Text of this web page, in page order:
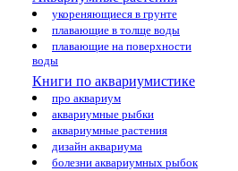
укореняющиеся в грунте
плавающие в толще воды
плавающие на поверхности
воды
Книги по аквариумистике
про аквариум
аквариумные рыбки
аквариумные растения
дизайн аквариума
болезни аквариумных рыбок